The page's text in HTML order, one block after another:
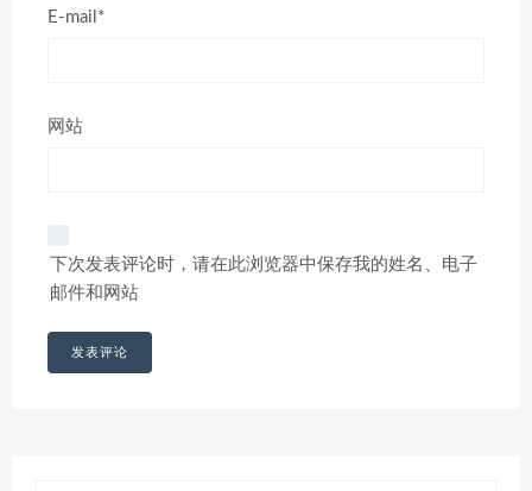
E-mail*
网站
下次发表评论时，请在此浏览器中保存我的姓名、电子
邮件和网站